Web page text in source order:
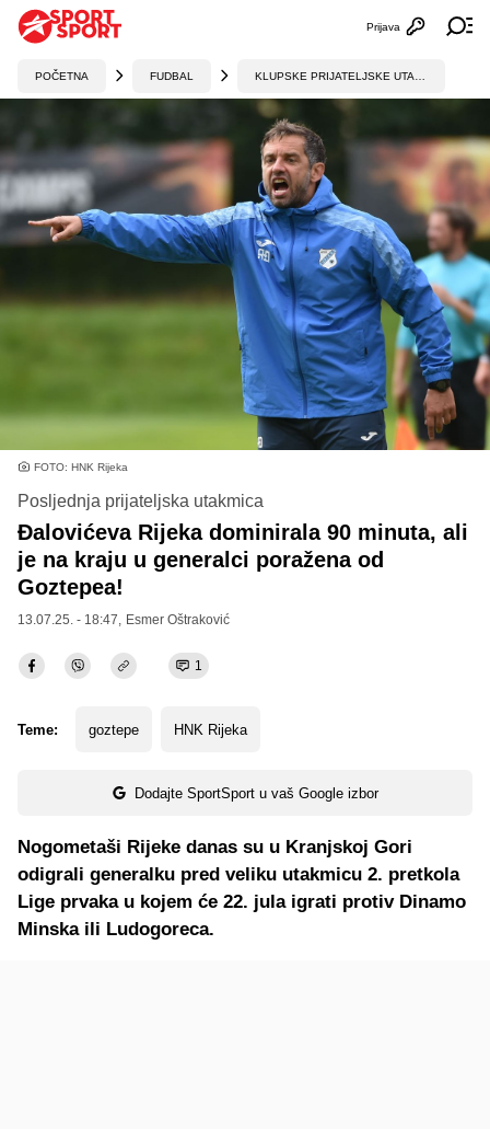
Otvori
Prijava
POČETNA FUDBAL
FOTO: HNK Rijeka
Posljednja prijateljska utakmica
Đalovićeva Rijeka dominirala 90 minuta, ali
je na kraju u generalci poražena od
Goztepea!
13.07.25. - 18:47, Esmer Oštraković
1
Teme: goztepe HNK Rijeka
Dodajte SportSport u vaš Google izbor
Nogometaši Rijeke danas su u Kranjskoj Gori
odigrali generalku pred veliku utakmicu 2. pretkola
Lige prvaka u kojem će 22. jula igrati protiv Dinamo
Minska ili Ludogoreca.